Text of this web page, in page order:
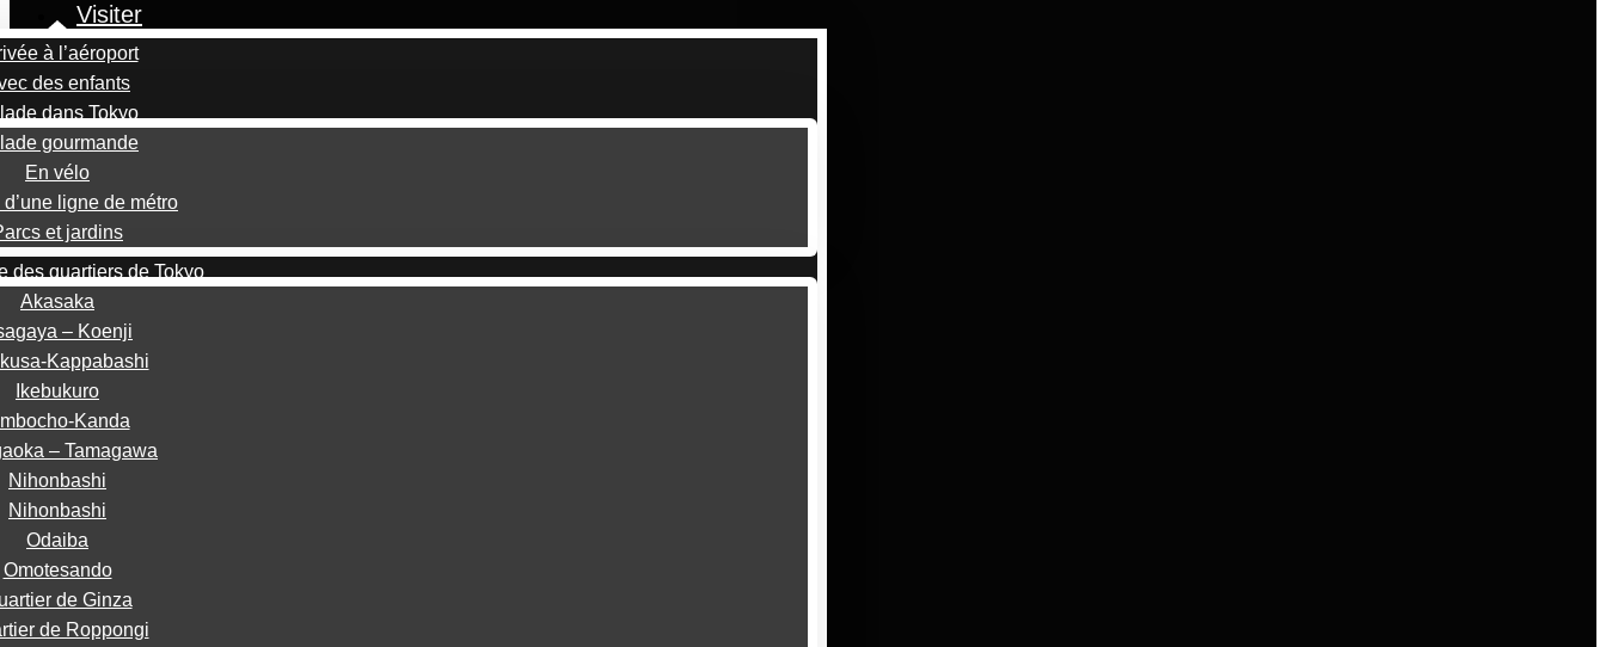
Visiter
à l’aéroport
des enfants
dans Tokyo
gourmande
En vélo
ligne de métro
et jardins
des quartiers de Tokyo
Akasaka
– Koenji
Kappabashi
Ikebukuro
Kanda
– Tamagawa
Nihonbashi
Nihonbashi
Odaiba
Omotesando
de Ginza
de Roppongi